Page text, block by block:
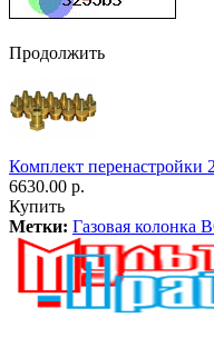
Продолжить
Комплект перенастройки
6630.00 р.
Купить
Метки: Газовая колонка